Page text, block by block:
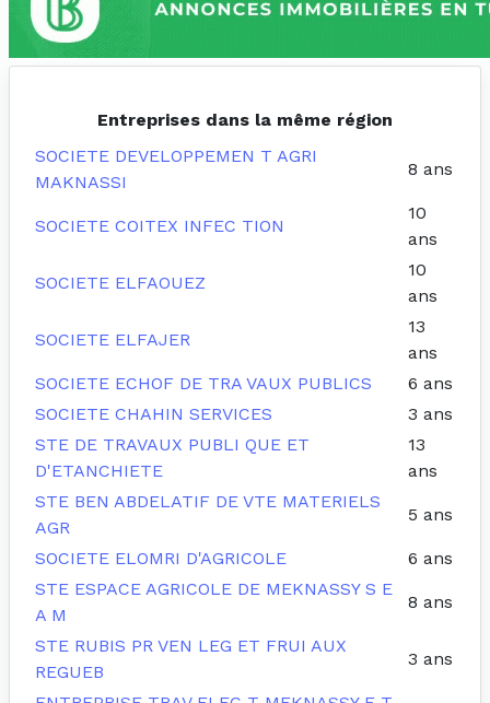
Entreprises dans la même région
SOCIETE DEVELOPPEMEN T AGRI
MAKNASSI
8 ans
SOCIETE COITEX INFEC TION
10
ans
SOCIETE ELFAOUEZ
10
ans
SOCIETE ELFAJER
13
ans
SOCIETE ECHOF DE TRA VAUX PUBLICS
6 ans
SOCIETE CHAHIN SERVICES
3 ans
STE DE TRAVAUX PUBLI QUE ET
D'ETANCHIETE
13
ans
STE BEN ABDELATIF DE VTE MATERIELS
AGR
5 ans
SOCIETE ELOMRI D'AGRICOLE
6 ans
STE ESPACE AGRICOLE DE MEKNASSY S E
A M
8 ans
STE RUBIS PR VEN LEG ET FRUI AUX
REGUEB
3 ans